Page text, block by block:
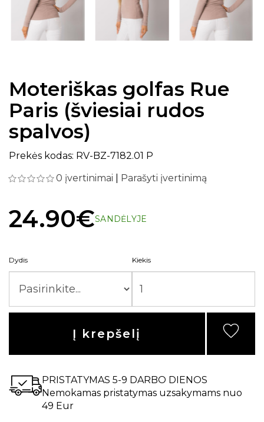
Moteriškas golfas Rue
Paris (šviesiai rudos
spalvos)
Prekės kodas: RV-BZ-7182.01 P
0 įvertinimai
Parašyti įvertinimą
24.90€SANDĖLYJE
Dydis Kiekis
Į krepšelį
PRISTATYMAS 5-9 DARBO DIENOS
Nemokamas pristatymas uzsakymams nuo
49 Eur